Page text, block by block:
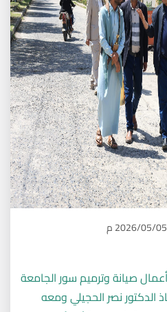
2026/05/05 م
صيانة وترميم سور الجامعة
الدكتور نصر الحجيلي ومعه